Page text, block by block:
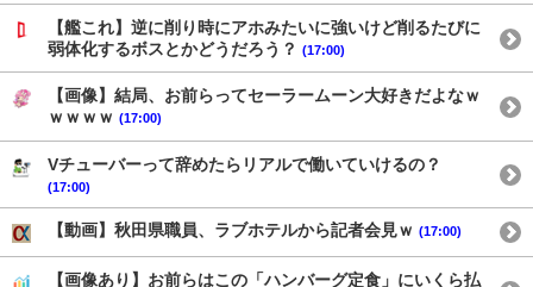
【艦これ】逆に削り時にアホみたいに強いけど削るたびに
弱体化するボスとかどうだろう？ (17:00)
【画像】結局、お前らってセーラームーン大好きだよなｗ
ｗｗｗｗ (17:00)
Vチューバーって辞めたらリアルで働いていけるの？
(17:00)
【動画】秋田県職員、ラブホテルから記者会見ｗ (17:00)
【画像あり】お前らはこの「ハンバーグ定食」にいくら払